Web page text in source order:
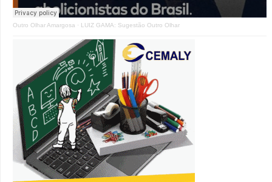
Outro Olhar Amargosa · LUIZ GAMA: Sugestão Outro Olhar